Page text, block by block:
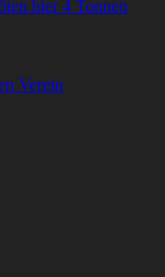
hier 4 Tonnen
Verein